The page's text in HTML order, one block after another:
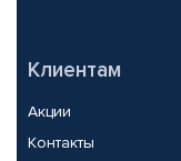
Клиентам
Акции
Контакты